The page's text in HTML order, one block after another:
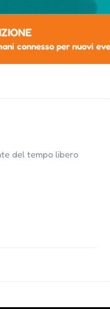
connesso per nuovi
del tempo libero